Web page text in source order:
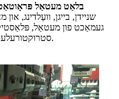
בלאַט מעטאַל
שניידן, בייגן, וועַלדינג,
געמאַכט פון מעטאַל,
סטרוקטורעלע פֿאָרמען אָדער געבויגענע ייבערפֿלאַכן.